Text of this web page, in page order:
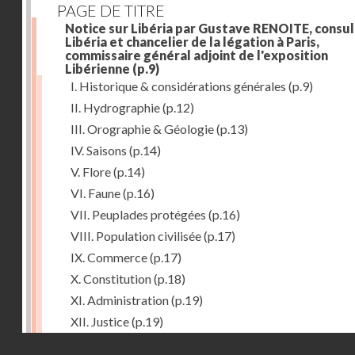
PAGE DE TITRE
Notice sur Libéria par Gustave RENOITE,
Libéria et chancelier de la légation à Paris,
commissaire général adjoint de l'exposition
Libérienne (p.9)
I. Historique & considérations générales (p.9)
II. Hydrographie(p.12)
III. Orographie & Géologie(p.13)
IV. Saisons (p.14)
V. Flore(p.14)
VI. Faune(p.16)
VII. Peuplades protégées (p.16)
VIII. Population civilisée(p.17)
IX. Commerce(p.17)
X. Constitution(p.18)
XI. Administration(p.19)
XII. Justice(p.19)